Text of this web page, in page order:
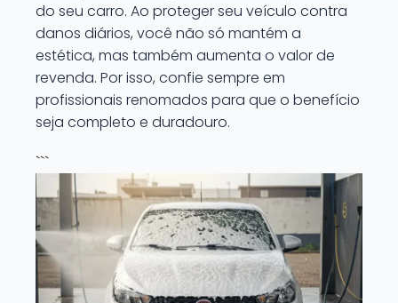
do seu carro. Ao proteger seu veículo contra
danos diários, você não só mantém a
estética, mas também aumenta o valor de
revenda. Por isso, confie sempre em
profissionais renomados para que o benefício
seja completo e duradouro.
```